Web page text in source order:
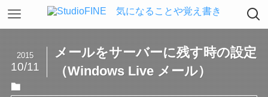
メールをサーバーに残す時の設定
（Windows Live メール）
2015
10/11